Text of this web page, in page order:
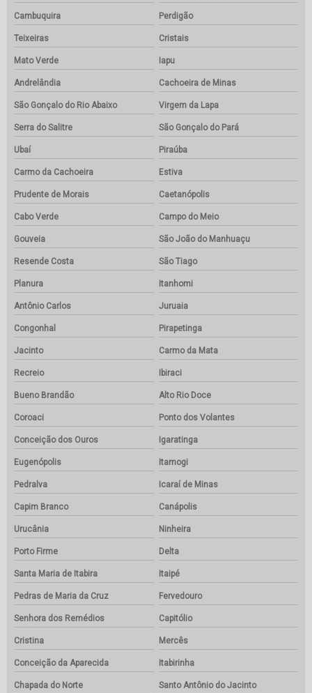
Cambuquira Perdigão
Teixeiras Cristais
Mato Verde Iapu
Andrelândia Cachoeira de Minas
São Gonçalo do Rio Abaixo Virgem da Lapa
Serra do Salitre São Gonçalo do Pará
Ubaí Piraúba
Carmo da Cachoeira Estiva
Prudente de Morais Caetanópolis
Cabo Verde Campo do Meio
Gouveia São João do Manhuaçu
Resende Costa São Tiago
Planura Itanhomi
Antônio Carlos Juruaia
Congonhal Pirapetinga
Jacinto Carmo da Mata
Recreio Ibiraci
Bueno Brandão Alto Rio Doce
Coroaci Ponto dos Volantes
Conceição dos Ouros Igaratinga
Eugenópolis Itamogi
Pedralva Icaraí de Minas
Capim Branco Canápolis
Urucânia Ninheira
Porto Firme Delta
Santa Maria de Itabira Itaipé
Pedras de Maria da Cruz Fervedouro
Senhora dos Remédios Capitólio
Cristina Mercês
Conceição da Aparecida Itabirinha
Chapada do Norte Santo Antônio do Jacinto